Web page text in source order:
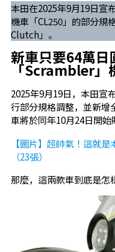
本田在2025年9月19日宣
機車「CL250」的部分規
Clutch」。
新車只要64萬日
「Scrambler」
2025年9月19日，本田宣
行部分規格調整，並新增
車將於同年10月24日開始
【圖片】超帥氣！這就
（23張）
那麼，這兩款車到底是怎